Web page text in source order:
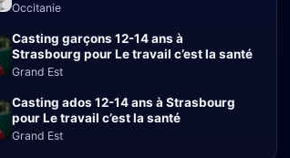
Occitanie
Casting garçons 12-14 ans à
Strasbourg pour Le travail c’est la santé
Grand Est
Casting ados 12-14 ans à Strasbourg
pour Le travail c’est la santé
Grand Est